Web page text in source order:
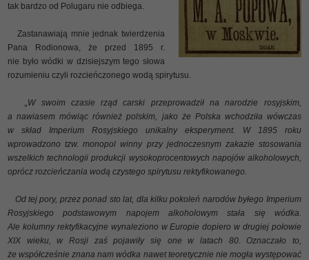
tak bardzo od Polugaru nie odbiega.
Zastanawiają mnie jednak twierdzenia
Pana Rodionowa, że przed 1895 r.
nie było wódki w dzisiejszym tego słowa
rozumieniu czyli rozcieńczonego wodą spirytusu.
„W swoim czasie rząd carski przeprowadził na narodzie rosyjskim,
a nawiasem mówiąc również polskim, jako że Polska wchodziła wówczas
w skład Imperium Rosyjskiego unikalny eksperyment. W 1895 roku
wprowadzono tzw. monopol winny przy jednoczesnym zakazie stosowania
wszelkich technologii produkcji wysokoprocentowych napojów alkoholowych,
oprócz rozcieńczania wodą czystego spirytusu rektyfikowanego.
Od tej pory, przez ponad sto lat, dla kilku pokoleń narodów byłego Imperium
Rosyjskiego podstawowym napojem alkoholowym stała się wódka.
Ale kolumny rektyfikacyjne wynaleziono w Europie dopiero w drugiej połowie
XIX wieku, w Rosji zaś pojawiły się one w latach 80. Oznaczało to,
że współcześnie znana nam wódka nawet teoretycznie nie mogła występować